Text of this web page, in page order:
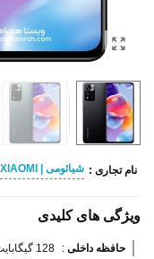
نام تجاری : شیائومی | XIAOMI
ویژگی های کلیدی
حافظه داخلی : 128 گیگابایت